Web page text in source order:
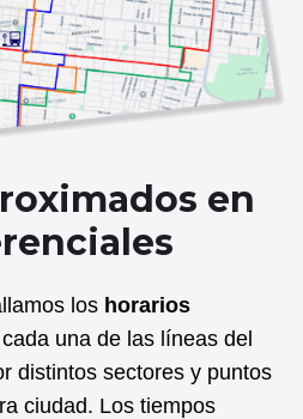
en
los horarios
una de las líneas del
distintos sectores y puntos
ciudad. Los tiempos